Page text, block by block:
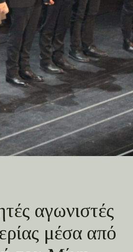
αγωνιστές
μέσα από